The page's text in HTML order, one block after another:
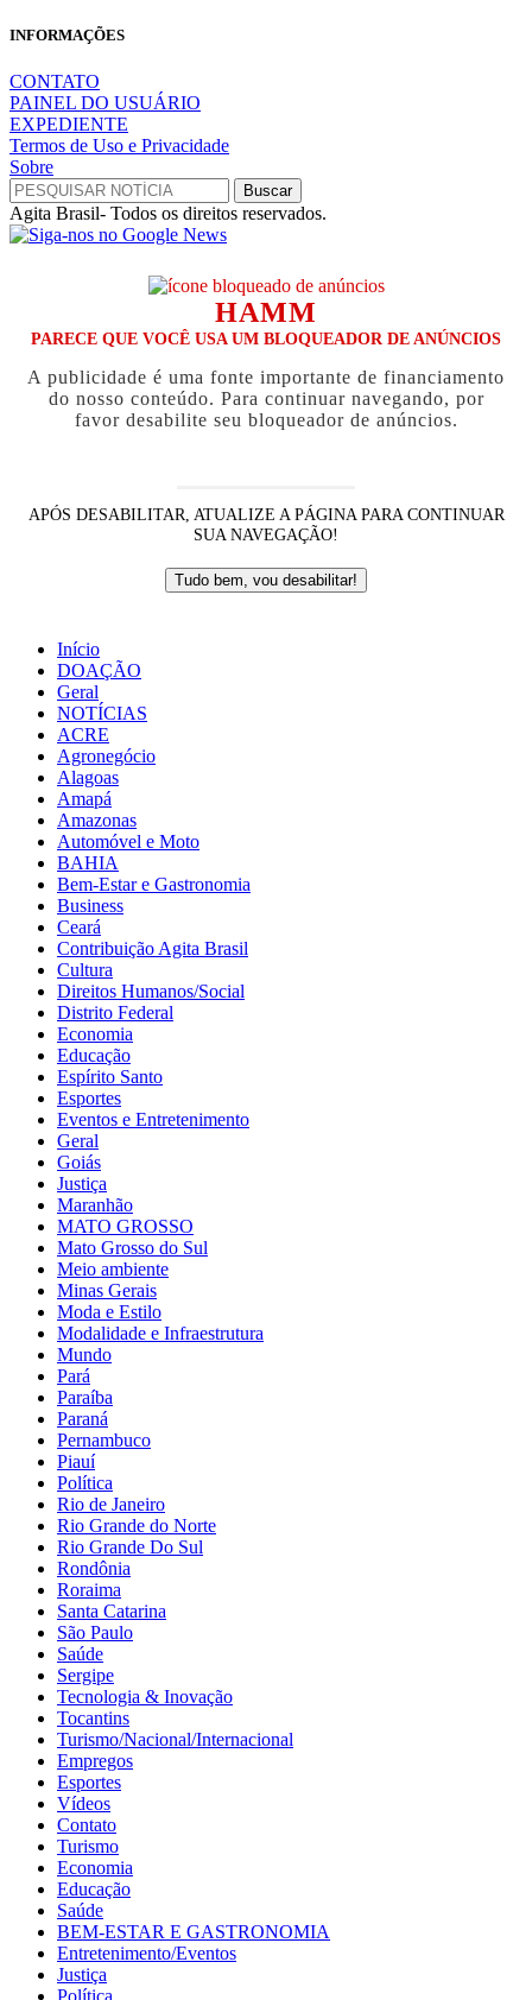
INFORMAÇÕES
CONTATO
PAINEL DO USUÁRIO
EXPEDIENTE
Termos de Uso e Privacidade
Sobre
Agita Brasil- Todos os direitos reservados.
HAMM
PARECE QUE VOCÊ USA UM BLOQUEADOR DE ANÚNCIOS
A publicidade é uma fonte importante de financiamento
do nosso conteúdo. Para continuar navegando, por
favor desabilite seu bloqueador de anúncios.
APÓS DESABILITAR, ATUALIZE A PÁGINA PARA CONTINUAR
SUA NAVEGAÇÃO!
Tudo bem, vou desabilitar!
Início
DOAÇÃO
Geral
NOTÍCIAS
ACRE
Agronegócio
Alagoas
Amapá
Amazonas
Automóvel e Moto
BAHIA
Bem-Estar e Gastronomia
Business
Ceará
Contribuição Agita Brasil
Cultura
Direitos Humanos/Social
Distrito Federal
Economia
Educação
Espírito Santo
Esportes
Eventos e Entretenimento
Geral
Goiás
Justiça
Maranhão
MATO GROSSO
Mato Grosso do Sul
Meio ambiente
Minas Gerais
Moda e Estilo
Modalidade e Infraestrutura
Mundo
Pará
Paraíba
Paraná
Pernambuco
Piauí
Política
Rio de Janeiro
Rio Grande do Norte
Rio Grande Do Sul
Rondônia
Roraima
Santa Catarina
São Paulo
Saúde
Sergipe
Tecnologia & Inovação
Tocantins
Turismo/Nacional/Internacional
Empregos
Esportes
Vídeos
Contato
Turismo
Economia
Educação
Saúde
BEM-ESTAR E GASTRONOMIA
Entretenimento/Eventos
Justiça
Política